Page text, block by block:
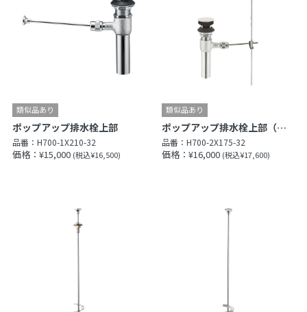
ポップアップ排水栓上部
品番： H700-1X210-32
価格：¥15,000 (税込¥16,500)
ポップアップ排水栓上部（ガイド付）
品番：H700-2X175-32
価格：¥16,000 (税込¥17,600)